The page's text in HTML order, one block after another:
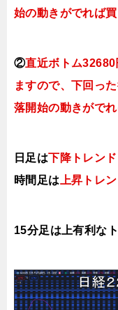
始の動きがでれば
②直近ボトム
ますので、下回っ
落開始の動きがでれ
日足は下降トレンド
時間足は 上昇トレ
15分足は上有利な